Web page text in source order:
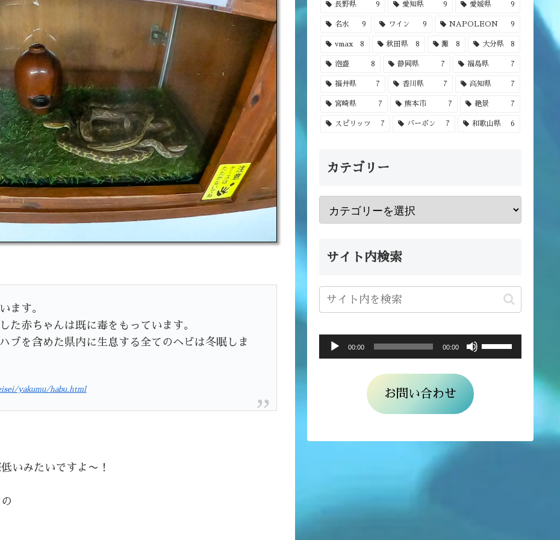
ます。
た赤ちゃんは既に毒をもっています。
ブを含めた県内に生息する全てのヘビは冬眠しま
yakumu/habu.html
いみたいですよ〜！
長野県 9 愛知県 9 愛媛県 9
名水 9 ワイン 9 NAPOLEON 9
vmax 8 秋田県 8 灘 8 大分県 8
泡盛 8 静岡県 7 福島県 7
福井県 7 香川県 7 高知県 7
宮崎県 7 熊本市 7 絶景 7
スピリッツ 7 バーボン 7 和歌山県 6
カテゴリー
サイト内検索
ヤ
00:00 00:00
ボ
リ
調
お問い合わせ